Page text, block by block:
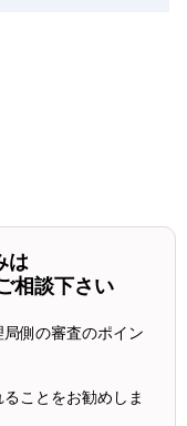
は
相談下さい
側の審査のポイン
ことをお勧めしま